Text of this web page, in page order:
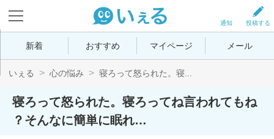
投稿する
通知
新着 おすすめ マイページ メール
いぇる 心の悩み 寝ろって怒られた。寝...
寝ろって怒られた。寝ろってね言われてもね
？そんなに簡単に眠れ…